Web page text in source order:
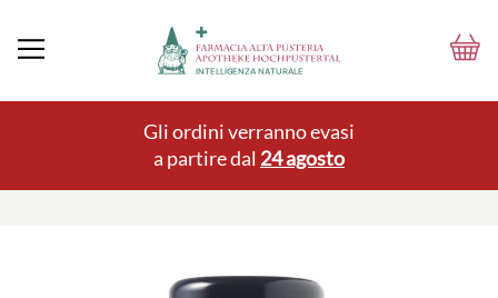
Gli ordini verranno evasi
a partire dal 24 agosto